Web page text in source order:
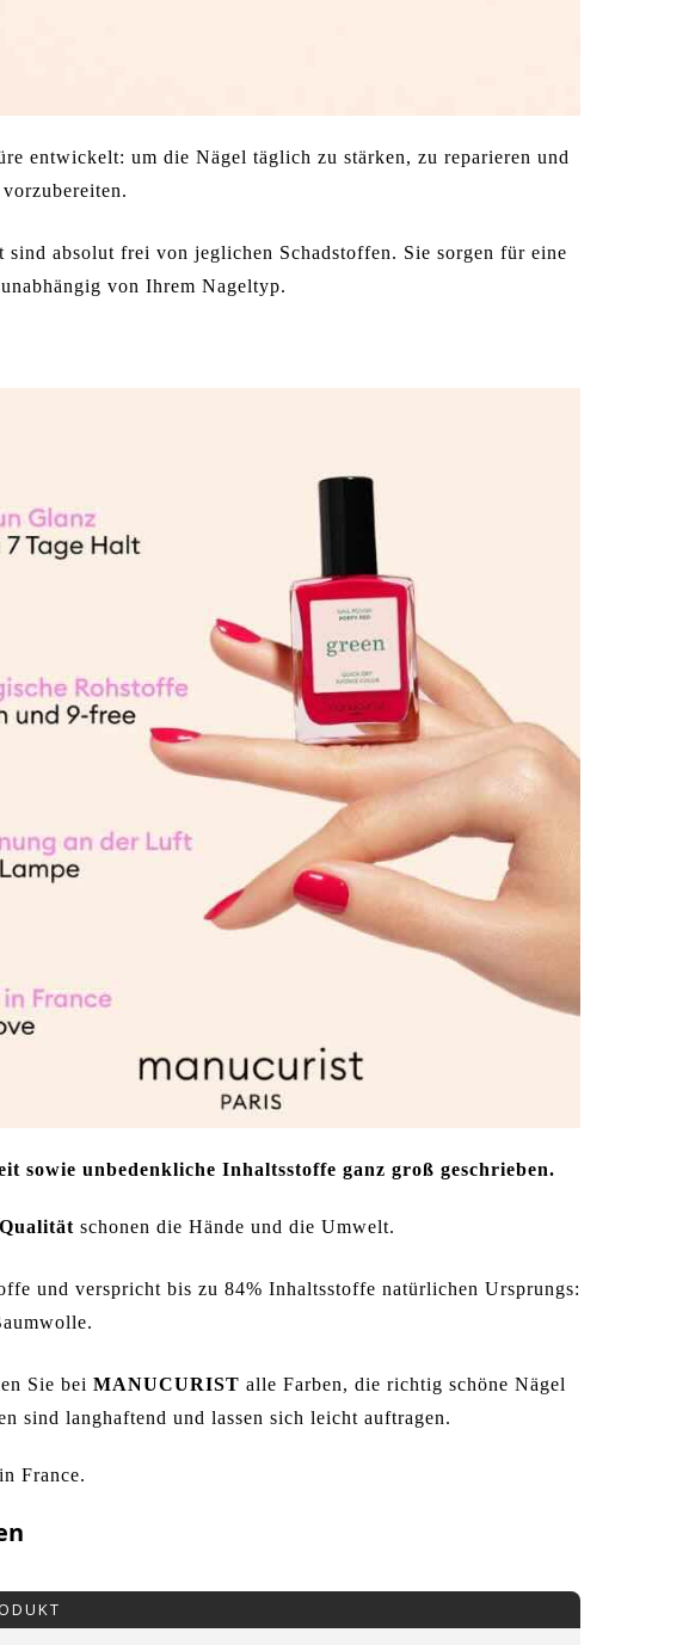
entwickelt: um die Nägel täglich zu stärken, zu reparieren und
absolut frei von jeglichen Schadstoffen. Sie sorgen für eine
von Ihrem Nageltyp.
sowie unbedenkliche Inhaltsstoffe ganz groß geschrieben.
schonen die Hände und die Umwelt.
und verspricht bis zu 84% Inhaltsstoffe natürlichen Ursprungs:
Sie bei MANUCURIST alle Farben, die richtig schöne Nägel
sind langhaftend und lassen sich leicht auftragen.
France.